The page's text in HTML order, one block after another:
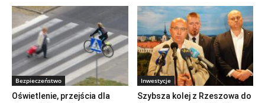
Bezpieczeństwo
Oświetlenie, przejścia dla
Inwestycje
Szybsza kolej z Rzeszowa do